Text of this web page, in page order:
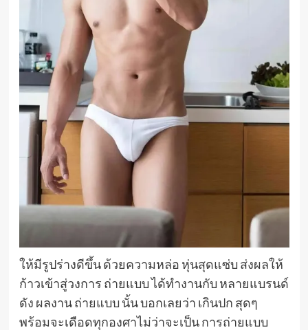
ให้มีรูปร่างดีขึ้น ด้วยความหล่อ หุ่นสุดแซ่บ ส่งผลให้
ก้าวเข้าสู่วงการ ถ่ายแบบ ได้ทำงานกับ หลายแบรนด์
ดัง ผลงาน ถ่ายแบบ นั้น บอกเลยว่า เกินปก สุดๆ
พร้อมจะเดือดทุกองศาไม่ว่าจะเป็น การถ่ายแบบ